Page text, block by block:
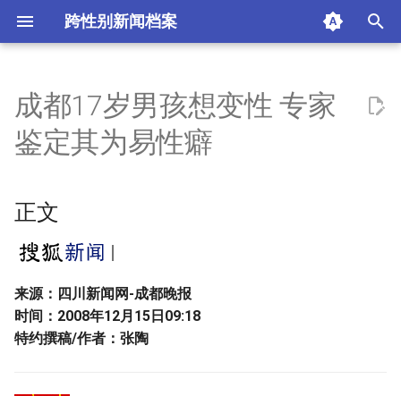
跨性别新闻档案
t
a
z
正文
附加信息 [Processed Page
成都17岁男孩想变性 专家
鉴定其为易性癖
正文
来源：四川新闻网-成都晚报
时间：2008年12月15日09:18
特约撰稿/作者：张陶